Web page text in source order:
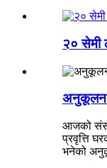
२० सेमी
अनुकूलन
आजको
प्रवृत्ति
भनेको